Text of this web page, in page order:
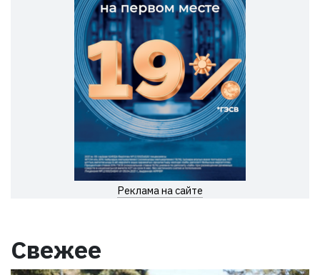
Реклама на сайте
Свежее